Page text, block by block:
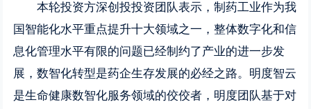
本轮投资方深创投投资团队表示，制药工业作为我
国智能化水平重点提升十大领域之一，整体数字化和信
息化管理水平有限的问题已经制约了产业的进一步发
展，数智化转型是药企生存发展的必经之路。明度智云
是生命健康数智化服务领域的佼佼者，明度团队基于对